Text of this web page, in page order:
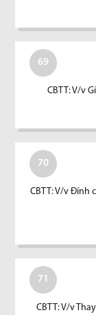
69
CBTT: V/v
70
CBTT: V/v Đính
71
CBTT: V/v